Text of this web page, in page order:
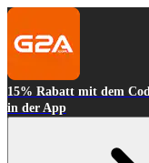
15% Rabatt mit dem
in der App